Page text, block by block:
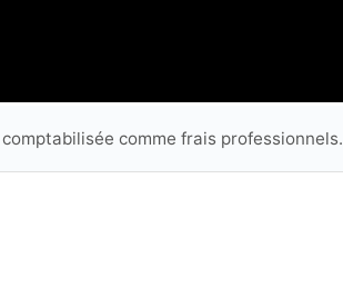
comme frais professionnels.